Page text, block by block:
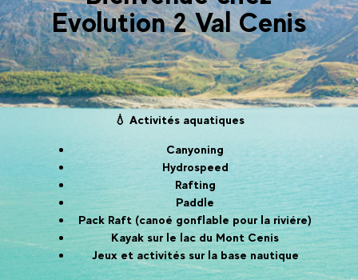
Evolution 2 Val Cenis
💧 Activités aquatiques
Canyoning
Hydrospeed
Rafting
Paddle
Pack Raft (canoé gonflable pour la riviére)
Kayak sur le lac du Mont Cenis
Jeux et activités sur la base nautique